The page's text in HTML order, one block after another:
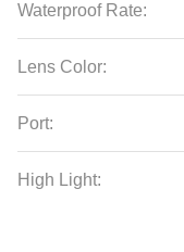
Waterproof Rate:
Lens Color:
Port:
High Light: